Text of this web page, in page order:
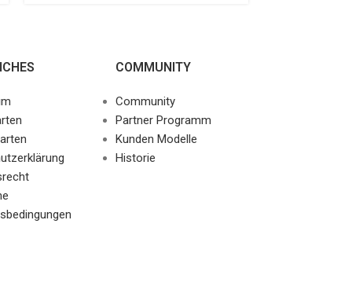
COMMUNITY
Community
Partner Programm
Kunden Modelle
Historie